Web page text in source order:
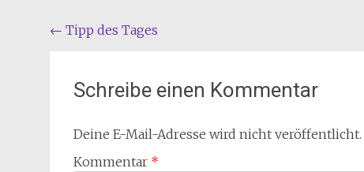
Beitragsnavigation
← Tipp des Tages
Schreibe einen Kommentar
Deine E-Mail-Adresse wird nicht veröffentlicht.
Kommentar *